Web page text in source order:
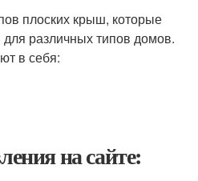
плоских крыш, которые
различных типов домов.
в себя:
на сайте: